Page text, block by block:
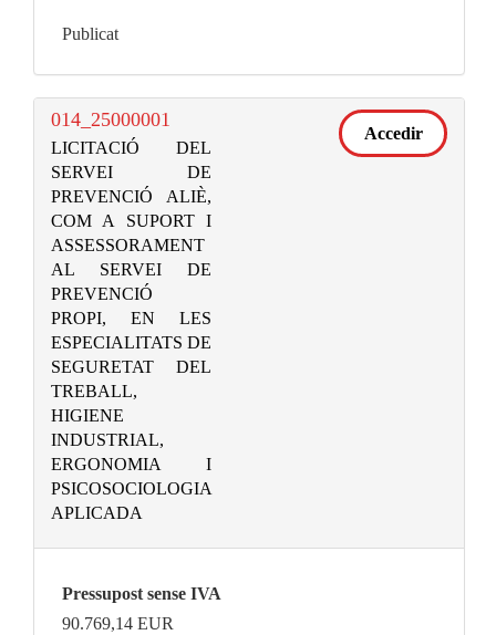
Publicat
014_25000001
LICITACIÓ DEL
SERVEI DE
PREVENCIÓ ALIÈ,
COM A SUPORT I
ASSESSORAMENT
AL SERVEI DE
PREVENCIÓ
PROPI, EN LES
ESPECIALITATS DE
SEGURETAT DEL
TREBALL,
HIGIENE
INDUSTRIAL,
ERGONOMIA I
PSICOSOCIOLOGIA
APLICADA
Accedir
Pressupost sense IVA
90.769,14 EUR